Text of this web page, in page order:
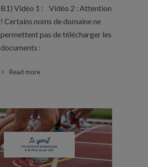
B1) Vidéo 1 : Vidéo 2 : Attention
! Certains noms de domaine ne
permettent pas de télécharger les
documents :
Read more